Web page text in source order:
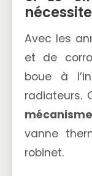
Avec les
et de
boue à
radiateurs.
vanne
robinet.